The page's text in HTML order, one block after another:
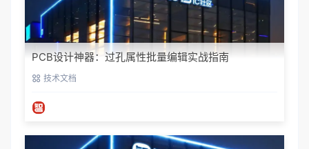
PCB设计神器：过孔属性批量编辑实战指南
技术文档